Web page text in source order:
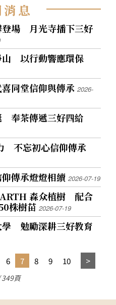
消息
登場 月光寺播下三好
山 以行動響應環保
同堂信仰與傳承2026-
奉茶傳遞三好四給
不忘初心信仰傳承
傳承燈燈相續2026-07-19
森众植樹 配合
株樹苗2026-07-19
學 勉勵深耕三好教育
6 7 8 9 10
349頁